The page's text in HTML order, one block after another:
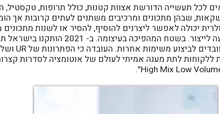
לכל תעשייה הדורשת אצוות קטנות, כולל תרופות, טקסטיל,
שבהן מתכונים ומרכיבים משתנים לעתים קרובות אך
יכולה לאפשר ליצרנים להוסיף, להסיר או לשנות מתכונים
פונקציות, כמעט ללא הפרעה לייצור. בשטח המהפיכה
לתת מענה אמיתי לעולם של אוטומציה לסדרות קצרות,